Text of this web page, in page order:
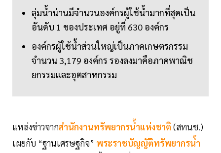
ลุ่มน้ำน่านมีจำนวนองค์กรผู้ใช้น้ำมากที่สุดเป็น
อันดับ 1 ของประเทศ อยู่ที่ 630 องค์กร
องค์กรผู้ใช้น้ำส่วนใหญ่เป็นภาคเกษตรกรรม
จำนวน 3,179 องค์กร รองลงมาคือภาคพาณิช
ยกรรมและอุตสาหกรรม
แหล่งข่าวจากสำนักงานทรัพยากรน้ำแห่งชาติ (สทนช.)
เผยกับ “ฐานเศรษฐกิจ” พระราชบัญญัติทรัพยากรน้ำ